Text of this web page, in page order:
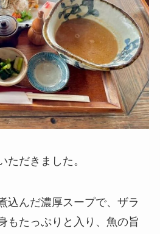
ただきました。
込んだ濃厚スープで、ザラ
もたっぷりと入り、魚の旨